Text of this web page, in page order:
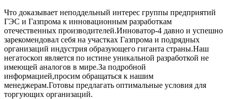
Что доказывает неподдельный интерес группы предприятий
ГЭС и Газпрома к инновационным разработкам
отечественных производителей.Инноватор-4 давно и успешно
зарекомендовал себя на участках Газпрома и подрядных
организаций индустрия образующего гиганта страны.Наш
негатоскоп является по истине уникальной разработкой не
имеющей аналогов в мире.За подробной
информацией,просим обращаться к нашим
менеджерам.Готовы предлагать оптимальные условия для
торгующих организаций.